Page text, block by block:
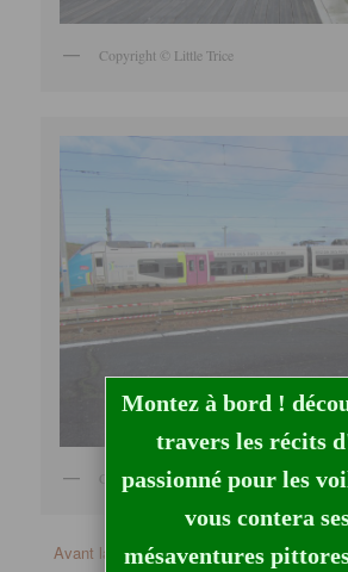
Copyright © Little Trice
Copyright © Little Trice
Avant la création des Départements,
Montez à bord !
travers les récits
passionné pour les
vous contera
mésaventures